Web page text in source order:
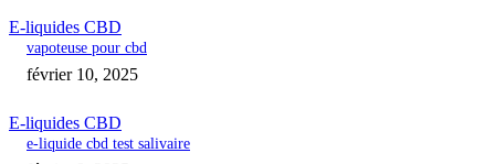
E-liquides CBD
vapoteuse pour cbd
février 10, 2025
E-liquides CBD
e-liquide cbd test salivaire